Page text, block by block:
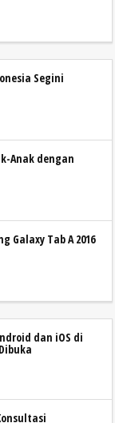
Segini
Anak dengan
Galaxy Tab A 2016
dan iOS di